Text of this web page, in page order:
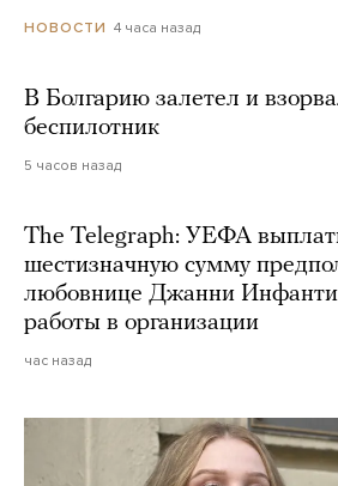
НОВОСТИ 4 часа назад
В Болгарию залетел и
беспилотник
5 часов назад
The Telegraph: УЕФА
шестизначную сумму
любовнице Джанни
работы в организации
час назад